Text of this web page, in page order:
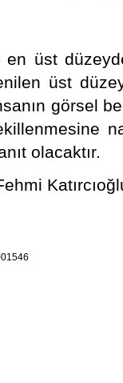
en üst
üst
görsel
olacaktır.